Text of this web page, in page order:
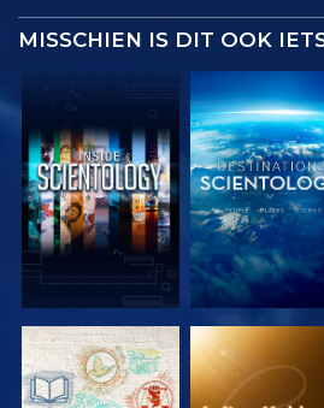
MISSCHIEN IS DIT OOK
VERKEN DE
VERKEN DE